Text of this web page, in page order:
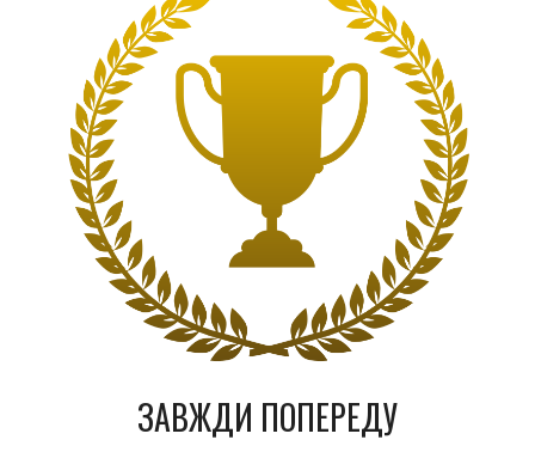
ЗАВЖДИ ПОПЕРЕДУ